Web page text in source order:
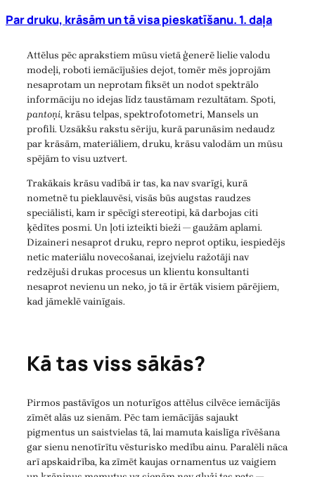
Par druku, krāsām un tā visa pieskatīšanu. 1. daļa
Attēlus pēc aprakstiem mūsu vietā ģenerē lielie valodu
modeļi, roboti iemācījušies dejot, tomēr mēs joprojām
nesaprotam un neprotam fiksēt un nodot spektrālo
informāciju no idejas līdz taustāmam rezultātam. Spoti,
pantoņi, krāsu telpas, spektrofotometri, Mansels un
profili. Uzsākšu rakstu sēriju, kurā parunāsim nedaudz
par krāsām, materiāliem, druku, krāsu valodām un mūsu
spējām to visu uztvert.
Trakākais krāsu vadībā ir tas, ka nav svarīgi, kurā
nometnē tu pieklauvēsi, visās būs augstas raudzes
speciālisti, kam ir spēcīgi stereotipi, kā darbojas citi
ķēdītes posmi. Un ļoti izteikti bieži — gaužām aplami.
Dizaineri nesaprot druku, repro neprot optiku, iespiedējs
netic materiālu novecošanai, izejvielu ražotāji nav
redzējuši drukas procesus un klientu konsultanti
nesaprot nevienu un neko, jo tā ir ērtāk visiem pārējiem,
kad jāmeklē vainīgais.
Kā tas viss sākās?
Pirmos pastāvīgos un noturīgos attēlus cilvēce iemācījās
zīmēt alās uz sienām. Pēc tam iemācījās sajaukt
pigmentus un saistvielas tā, lai mamuta kaislīga rīvēšana
gar sienu nenotīrītu vēsturisko medību ainu. Paralēli nāca
arī apskaidrība, ka zīmēt kaujas ornamentus uz vaigiem